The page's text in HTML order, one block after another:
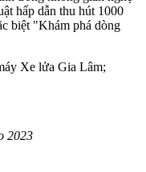
hấp dẫn thu hút 1000
biệt "Khám phá dòng
Xe lửa Gia Lâm;
2023